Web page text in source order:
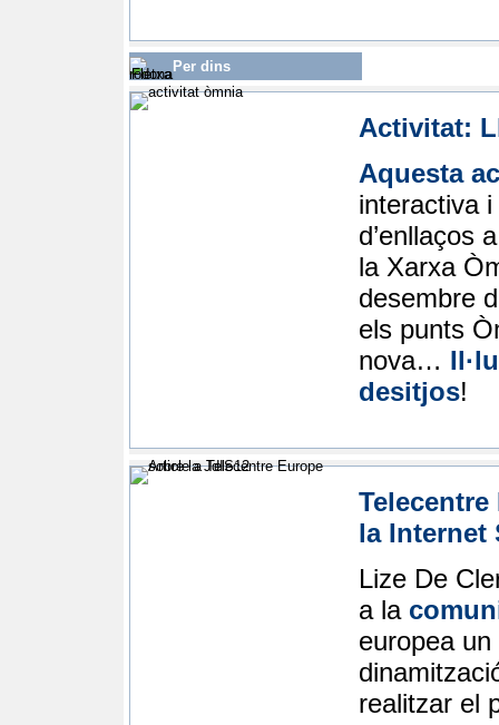
Per dins
Activitat:
Aquesta
interactiva
d’enllaços
la Xarxa
desembre
els punts
nova…
desitjos!
la Internet
Lize De
a la
europea
realitzar el